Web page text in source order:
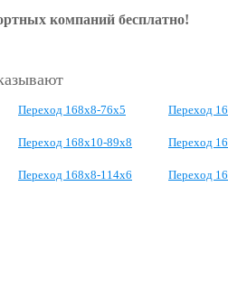
компаний бесплатно!
Переход 168х8-76х5 Переход
Переход 168х10-89х8 Переход
Переход 168х8-114х6 Переход